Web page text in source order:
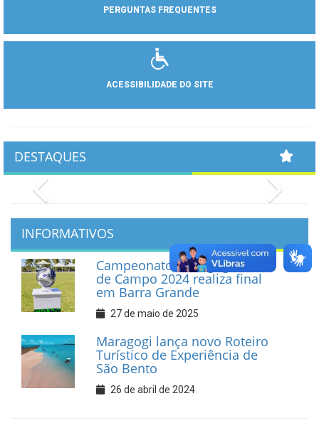
PERGUNTAS FREQUENTES
ACESSIBILIDADE DO SITE
DESTAQUES
INFORMATIVOS
Campeonato Maragogiense
de Campo 2024 realiza final
em Barra Grande
27 de maio de 2025
Maragogi lança novo Roteiro
Turístico de Experiência de
São Bento
26 de abril de 2024